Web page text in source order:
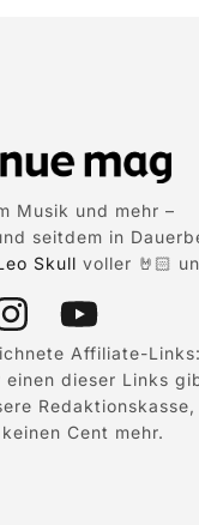
Musik und mehr –
seitdem in
Skull voller 🤘🏻
Affiliate-
einen dieser Links
Redaktionskasse,
Cent mehr.